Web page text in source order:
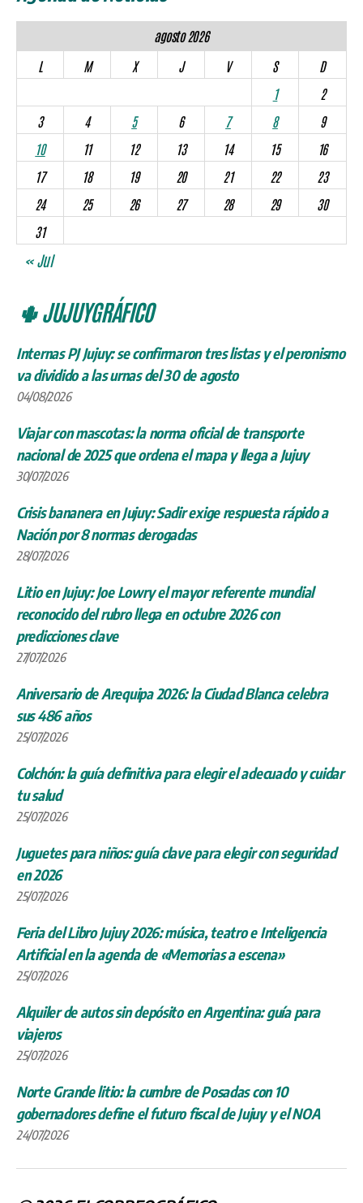
agosto 2026
L
M X J V S
D
1
2
3
4 5 6 7 8
9
10
11 12 13 14 15
16
17
18 19 20 21 22
23
24
25 26 27 28 29
30
31
« Jul
🌵 JUJUYGRÁFICO
Internas PJ Jujuy: se confirmaron tres listas y el peronismo
va dividido a las urnas del 30 de agosto
04/08/2026
Viajar con mascotas: la norma oficial de transporte
nacional de 2025 que ordena el mapa y llega a Jujuy
30/07/2026
Crisis bananera en Jujuy: Sadir exige respuesta rápido a
Nación por 8 normas derogadas
28/07/2026
Litio en Jujuy: Joe Lowry el mayor referente mundial
reconocido del rubro llega en octubre 2026 con
predicciones clave
27/07/2026
Aniversario de Arequipa 2026: la Ciudad Blanca celebra
sus 486 años
25/07/2026
Colchón: la guía definitiva para elegir el adecuado y cuidar
tu salud
25/07/2026
Juguetes para niños: guía clave para elegir con seguridad
en 2026
25/07/2026
Feria del Libro Jujuy 2026: música, teatro e Inteligencia
Artificial en la agenda de «Memorias a escena»
25/07/2026
Alquiler de autos sin depósito en Argentina: guía para
viajeros
25/07/2026
Norte Grande litio: la cumbre de Posadas con 10
gobernadores define el futuro fiscal de Jujuy y el NOA
24/07/2026